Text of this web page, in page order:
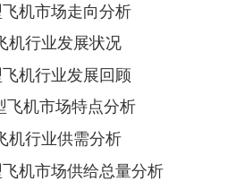
机市场走向分析
机行业发展状况
机行业发展回顾
飞机市场特点分析
机行业供需分析
机市场供给总量分析